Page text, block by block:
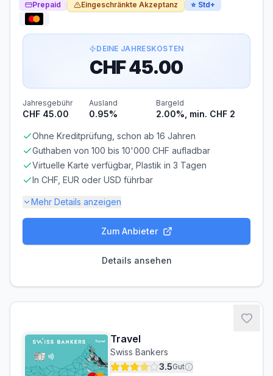
Automatischer Einzug
Sofortige Belastung des Multi-Währungs-Kontos bei
jeder Transaktion
Prepaid Eingeschränkte Akzeptanz ⭐ Std+
DEINE JAHRESKOSTEN
CHF 45.00
Jahresgebühr
CHF 45.00
Ausland
0.95%
Bargeld
2.00%, min. CHF 2
Ohne Kreditprüfung, schon ab 16 Jahren
Guthaben von 100 bis 10'000 CHF aufladbar
Virtuelle Karte verfügbar, Plastik in 3 Tagen
In CHF, EUR oder USD führbar
Mehr Details anzeigen
CHF 20.00
Voraussetzungen
BONITÄTSPRÜFUNG
Nicht erforderlich Nicht erforderlich
Zum Anbieter
Details ansehen
Travel
Swiss Bankers
3.5Gut